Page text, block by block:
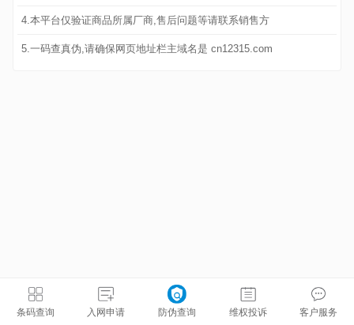
4.本平台仅验证商品所属厂商,售后问题等请联系销售方
5.一码查真伪,请确保网页地址栏主域名是 cn12315.com
条码查询 入网申请 防伪查询 维权投诉 客户服务